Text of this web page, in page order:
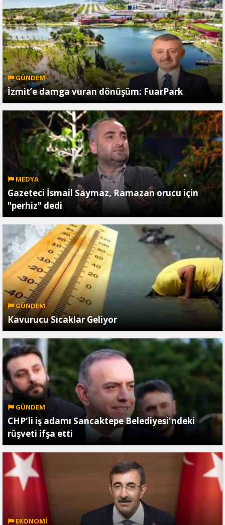
GÜNDEM
İzmit’e damga vuran dönüşüm: FuarPark
MEDYA
Gazeteci İsmail Saymaz, Ramazan orucu için
"perhiz" dedi
GÜNDEM
Kavurucu Sıcaklar Geliyor
GÜNDEM
CHP'li iş adamı Sancaktepe Belediyesi'ndeki
rüşveti ifşa etti
EKONOMİ